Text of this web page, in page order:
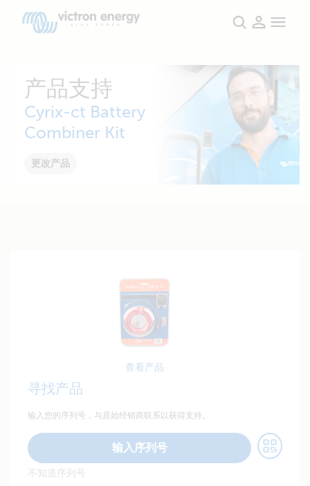
产品支持
Cyrix-ct Battery
Combiner Kit
更改产品
查看产品
寻找产品
输入您的序列号，与原始经销商联系以获得支持。
输入序列号
不知道序列号